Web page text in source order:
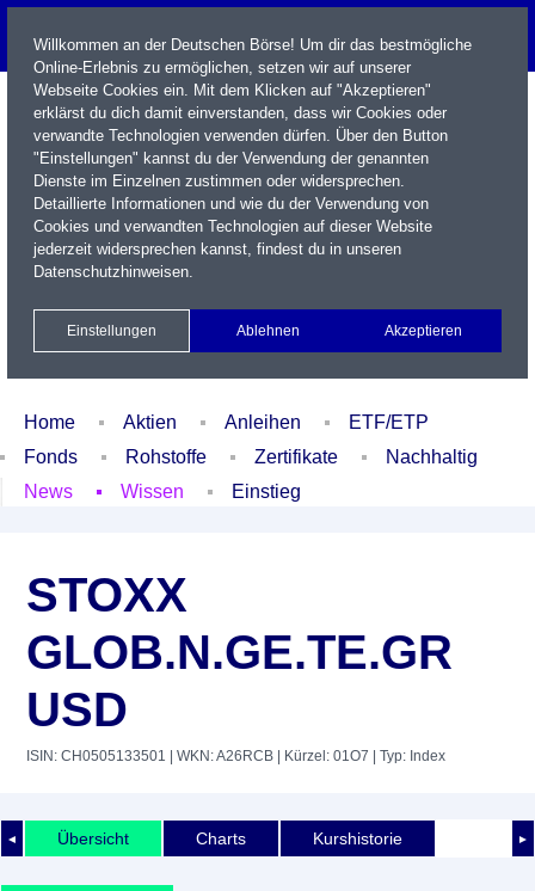
Name / WKN / ISIN / Kürzel
Xetra Realtime
Watchlist Portfolio Login
Home Aktien Anleihen
ETF/ETP
Fonds
Rohstoffe Zertifikate
Nachhaltig
News
Wissen Einstieg
STOXX
GLOB.N.GE.TE.GR
USD
ISIN: CH0505133501 | WKN: A26RCB | Kürzel: 01O7 | Typ: Index
◄ ►
Übersicht Charts Kurshistorie
Willkommen an der Deutschen Börse! Um dir das bestmögliche
Online-Erlebnis zu ermöglichen, setzen wir auf unserer
Webseite Cookies ein. Mit dem Klicken auf "Akzeptieren"
erklärst du dich damit einverstanden, dass wir Cookies oder
verwandte Technologien verwenden dürfen. Über den Button
"Einstellungen" kannst du der Verwendung der genannten
Dienste im Einzelnen zustimmen oder widersprechen.
Detaillierte Informationen und wie du der Verwendung von
Cookies und verwandten Technologien auf dieser Website
jederzeit widersprechen kannst, findest du in unseren
Datenschutzhinweisen.
Einstellungen Ablehnen Akzeptieren